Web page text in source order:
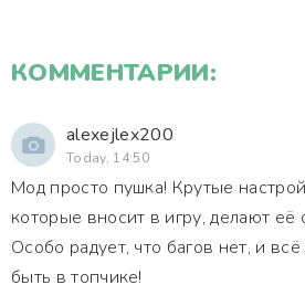
КОММЕНТАРИИ:
alexejlex200
Today, 14:50
Мод просто пушка! Крутые
которые вносит в игру, делают
Особо радует, что багов нет, и
быть в топчике!